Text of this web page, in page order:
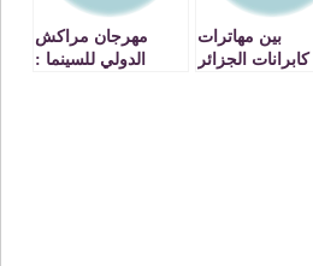
بين مهاترات
كابرانات الجزائر
مهرجان مراكش
الدولي للسينما :